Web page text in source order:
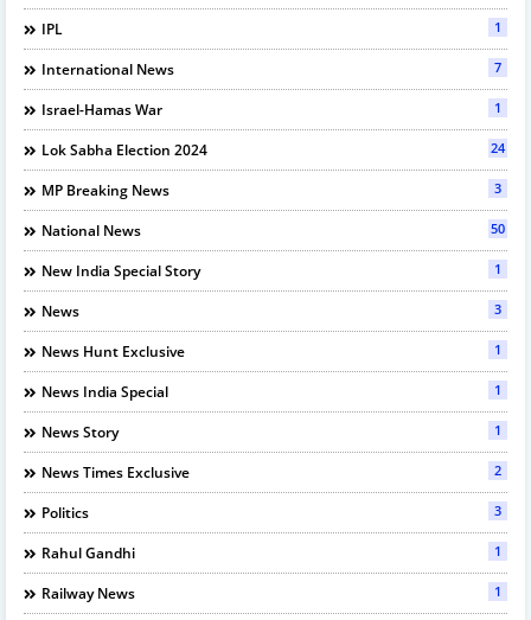
IPL 1
International News 7
Israel-Hamas War 1
Lok Sabha Election 2024 24
MP Breaking News 3
National News 50
New India Special Story 1
News 3
News Hunt Exclusive 1
News India Special 1
News Story 1
News Times Exclusive 2
Politics 3
Rahul Gandhi 1
Railway News 1